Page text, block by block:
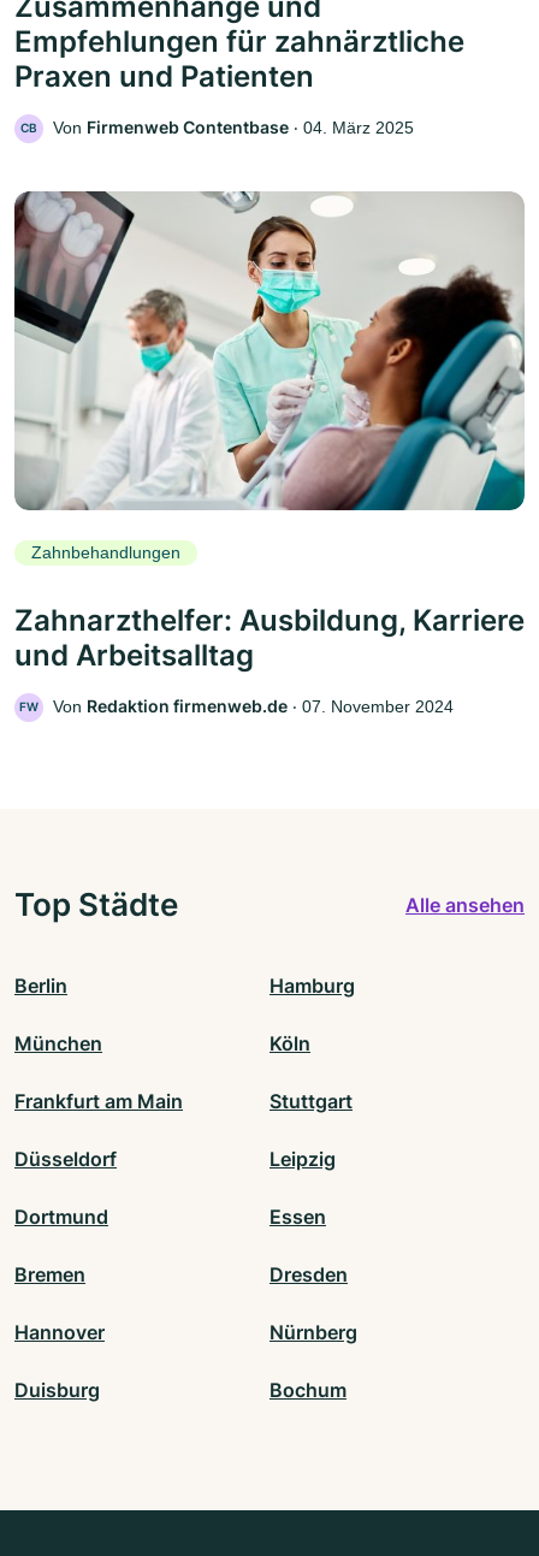
Empfehlungen für zahnärztliche
Praxen und Patienten
CB Von Firmenweb Contentbase ‧ 04. März 2025
Zahnbehandlungen
Zahnarzthelfer: Ausbildung, Karriere
und Arbeitsalltag
FW Von Redaktion firmenweb.de ‧ 07. November 2024
Top Städte Alle ansehen
Berlin Hamburg
München Köln
Frankfurt am Main Stuttgart
Düsseldorf Leipzig
Dortmund Essen
Bremen Dresden
Hannover Nürnberg
Duisburg Bochum